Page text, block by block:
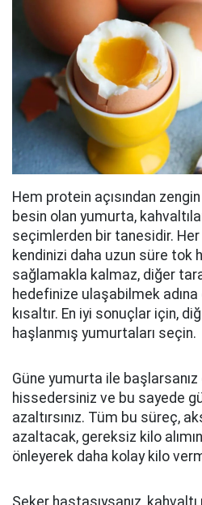
Hem protein açısından
besin olan yumurta,
seçimlerden bir tanesidir.
kendinizi daha uzun süre tok
sağlamakla kalmaz, diğer
hedefinize ulaşabilmek
kısaltır. En iyi sonuçlar için,
haşlanmış yumurtaları seçin.
Güne yumurta ile
hissedersiniz ve bu sayede
azaltırsınız. Tüm bu süreç,
azaltacak, gereksiz kilo
önleyerek daha kolay kilo
Şeker hastasıysanız,